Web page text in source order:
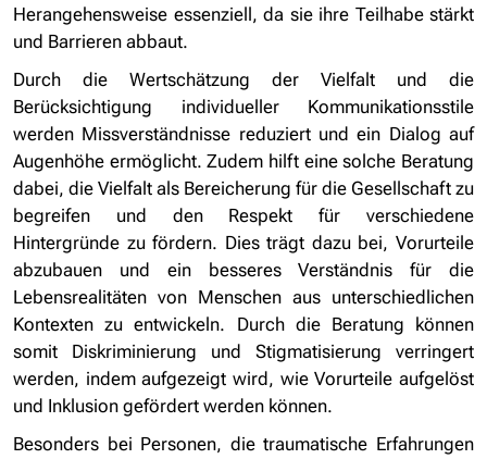
Herangehensweise essenziell, da sie ihre Teilhabe stärkt
und Barrieren abbaut.
Durch die Wertschätzung der Vielfalt und die
Berücksichtigung individueller Kommunikationsstile
werden Missverständnisse reduziert und ein Dialog auf
Augenhöhe ermöglicht. Zudem hilft eine solche Beratung
dabei, die Vielfalt als Bereicherung für die Gesellschaft zu
begreifen und den Respekt für verschiedene
Hintergründe zu fördern. Dies trägt dazu bei, Vorurteile
abzubauen und ein besseres Verständnis für die
Lebensrealitäten von Menschen aus unterschiedlichen
Kontexten zu entwickeln. Durch die Beratung können
somit Diskriminierung und Stigmatisierung verringert
werden, indem aufgezeigt wird, wie Vorurteile aufgelöst
und Inklusion gefördert werden können.
Besonders bei Personen, die traumatische Erfahrungen